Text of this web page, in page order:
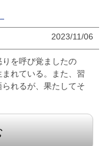
2023/11/06
を呼び覚ましたの
れている。また、習
れるが、果たしてそ